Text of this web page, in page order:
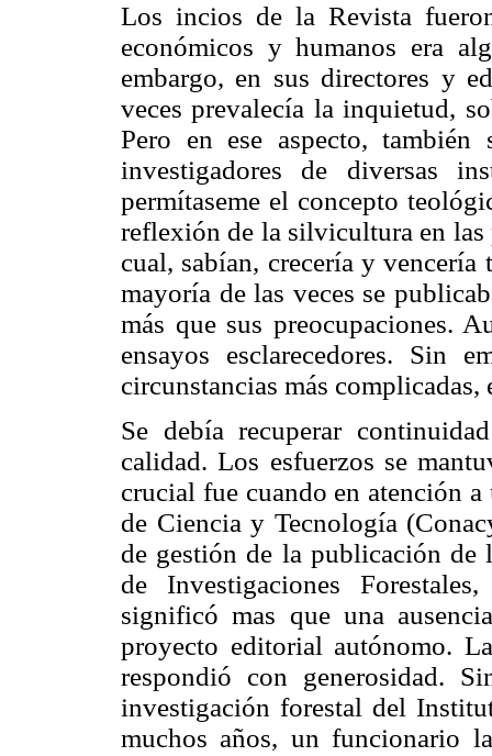
Los incios de la Revista
económicos y humanos era
embargo, en sus directores y
veces prevalecía la inquietud,
Pero en ese aspecto,
investigadores de diversas
permítaseme el concepto
reflexión de la silvicultura en
cual, sabían, crecería y
mayoría de las veces se
más que sus preocupaciones.
ensayos esclarecedores. Sin
circunstancias más
Se debía recuperar
calidad. Los esfuerzos se
crucial fue cuando en atención
de Ciencia y Tecnología
de gestión de la publicación
de Investigaciones
significó mas que una
proyecto editorial autónomo.
respondió con generosidad.
investigación forestal del
muchos años, un funcionario